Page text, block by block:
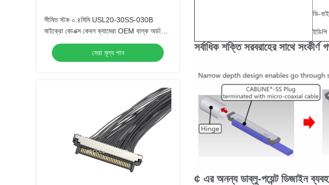
সীমিত স্টক ০.৪মিমি USL20-30SS-030B
মাইক্রো কোএক্স কেবল ক্যামেরা OEM বাল্ক অর্ডারের
জন্য দ্রুত ডেলিভারি
সেরা মূল্য পান
ভি-
সর্বাধিক শক্তি সরবরাহের সাথে
¢ এর অনন্য ডাব্লু-পয়েন্ট ডিজাইন